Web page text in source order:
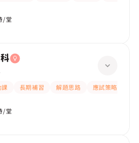
/堂
長期補習 解題思路 應試策略
/堂